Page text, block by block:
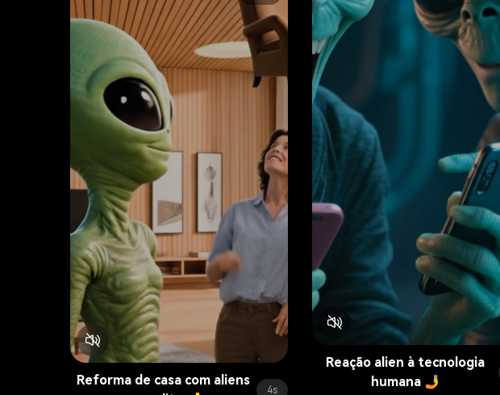
Reação alien à tecnologia
humana 🤳
Reforma de casa com aliens
4s